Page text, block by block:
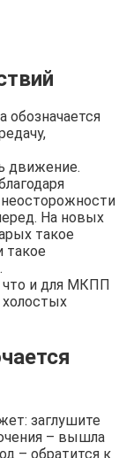
обозначается
движение.
На новых
такое
такое
и для МКПП
заглушите
– вышла
– обратится к